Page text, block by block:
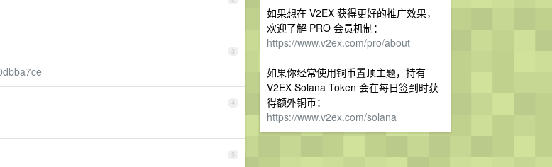
如果想在 V2EX 获得更好的推广效果，
欢迎了解 PRO 会员机制：
https://www.v2ex.com/pro/about
如果你经常使用铜币置顶主题，持有
V2EX Solana Token 会在每日签到时获
得额外铜币：
https://www.v2ex.com/solana
3
4
5